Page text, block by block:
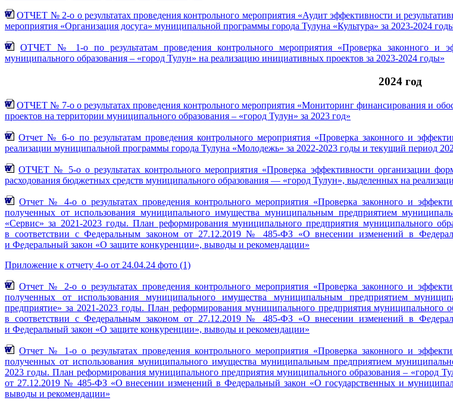
ОТЧЕТ № 2-о о результатах проведения контрольного мероприятия «Аудит эффективности и
мероприятия «Организация досуга» муниципальной программы города Тулуна «Культура» за 2023-2024
ОТЧЕТ № 1-о по результатам проведения контрольного мероприятия «Проверка законного и
муниципального образования – «город Тулун» на реализацию инициативных проектов за 2023-2024 годы»
2024 год
ОТЧЕТ № 7-о о результатах проведения контрольного мероприятия «Мониторинг финансирования и
проектов на территории муниципального образования – «город Тулун» за 2023 год»
Отчет № 6-о по результатам проведения контрольного мероприятия «Проверка законного и
реализации муниципальной программы города Тулуна «Молодежь» за 2022-2023 годы и текущий период
ОТЧЕТ № 5-о о результатах контрольного мероприятия «Проверка эффективности организации
расходования бюджетных средств муниципального образования — «город Тулун», выделенных на
Отчет № 4-о о результатах проведения контрольного мероприятия «Проверка законного и
полученных от использования муниципального имущества муниципальным предприятием
«Сервис» за 2021-2023 годы. План реформирования муниципального предприятия муниципального
в соответствии с Федеральным законом от 27.12.2019 № 485-ФЗ «О внесении изменений в
и Федеральный закон «О защите конкуренции», выводы и рекомендации»
Приложение к отчету 4-о от 24.04.24 фото (1)
Отчет № 2-о о результатах проведения контрольного мероприятия «Проверка законного и
полученных от использования муниципального имущества муниципальным предприятием
предприятие» за 2021-2023 годы. План реформирования муниципального предприятия муниципального
в соответствии с Федеральным законом от 27.12.2019 № 485-ФЗ «О внесении изменений в
и Федеральный закон «О защите конкуренции», выводы и рекомендации»
Отчет № 1-о о результатах проведения контрольного мероприятия «Проверка законного и
полученных от использования муниципального имущества муниципальным предприятием
2023 годы. План реформирования муниципального предприятия муниципального образования – «город
от 27.12.2019 № 485-ФЗ «О внесении изменений в Федеральный закон «О государственных и
выводы и рекомендации»